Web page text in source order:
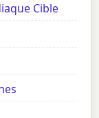
Cible